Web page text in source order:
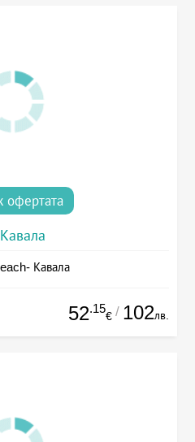
офертата
Кавала
Кавала
52.15
€ / 102лв.